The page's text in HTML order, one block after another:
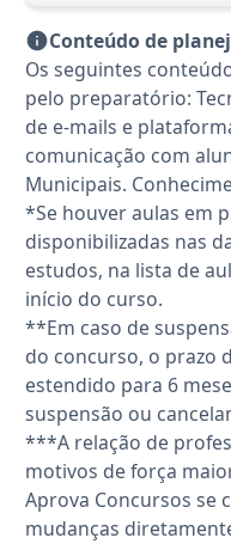
Conteúdo de
Os seguintes
pelo preparatório:
de e-mails e
comunicação com
Municipais.
*Se houver aulas em
disponibilizadas nas
estudos, na lista de
início do curso.
**Em caso de
do concurso, o prazo
estendido para 6
suspensão ou
***A relação de
motivos de força
Aprova Concursos se
mudanças